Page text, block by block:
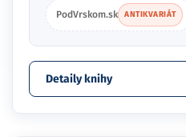
PodVrskom.sk ANTIKVARIÁT
Detaily knihy